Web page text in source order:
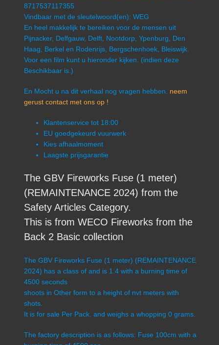
8717537117355
Vindbaar met de sleutelwoord(en): WEG
En heel makkelijk te bereiken voor de mensen uit
Pijnacker, Delfgauw, Delft, Nootdorp, Ypenburg, Den
Haag, Berkel en Rodenrijs, Bergschenhoek, Bleiswijk.
Voor een film kunt u hieronder kijken. (indien deze
Beschikbaar is.)
En Mocht u na dit verhaal nog vragen hebben. neem
gerust contact met ons op !
Klantenservice tot 18:00
EU goedgekeurd vuurwerk
Kies afhaalmoment
Laagste prijsgarantie
The GBV Fireworks Fuse (1 meter)
(REMAINTENANCE 2024) from the
Safety Articles Category.
This is from WECO Fireworks from the
Back 2 Basic collection
The GBV Fireworks Fuse (1 meter) (REMAINTENANCE
2024) has a class of and is 1.4 with a burning time of
4500 seconds
shoots in Other form to a height of nvt meters with
shots.
It is for sale Per Pack. and weighs a whopping 0 grams.
The factory description is as follows: Fuse 100cm with a